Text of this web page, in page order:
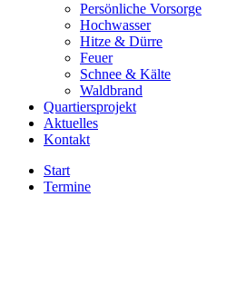
Persönliche Vorsorge
Hochwasser
Hitze & Dürre
Feuer
Schnee & Kälte
Waldbrand
Quartiersprojekt
Aktuelles
Kontakt
Start
Termine